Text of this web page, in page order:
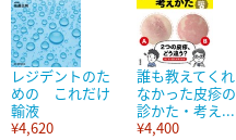
レジデントのた
めの これだけ
輸液
¥4,620
誰も教えてくれ
なかった皮疹の
診かた・考え...
¥4,400